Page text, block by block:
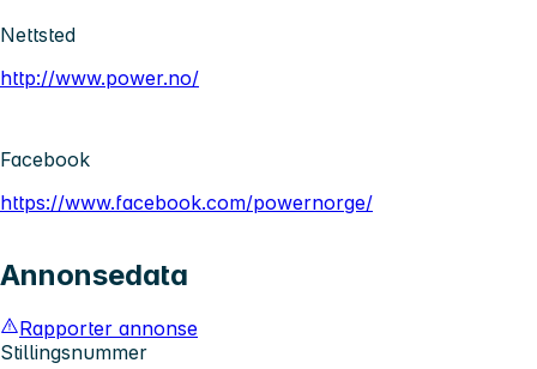
Nettsted
http://www.power.no/
Facebook
https://www.facebook.com/powernorge/
Annonsedata
Rapporter annonse
Stillingsnummer